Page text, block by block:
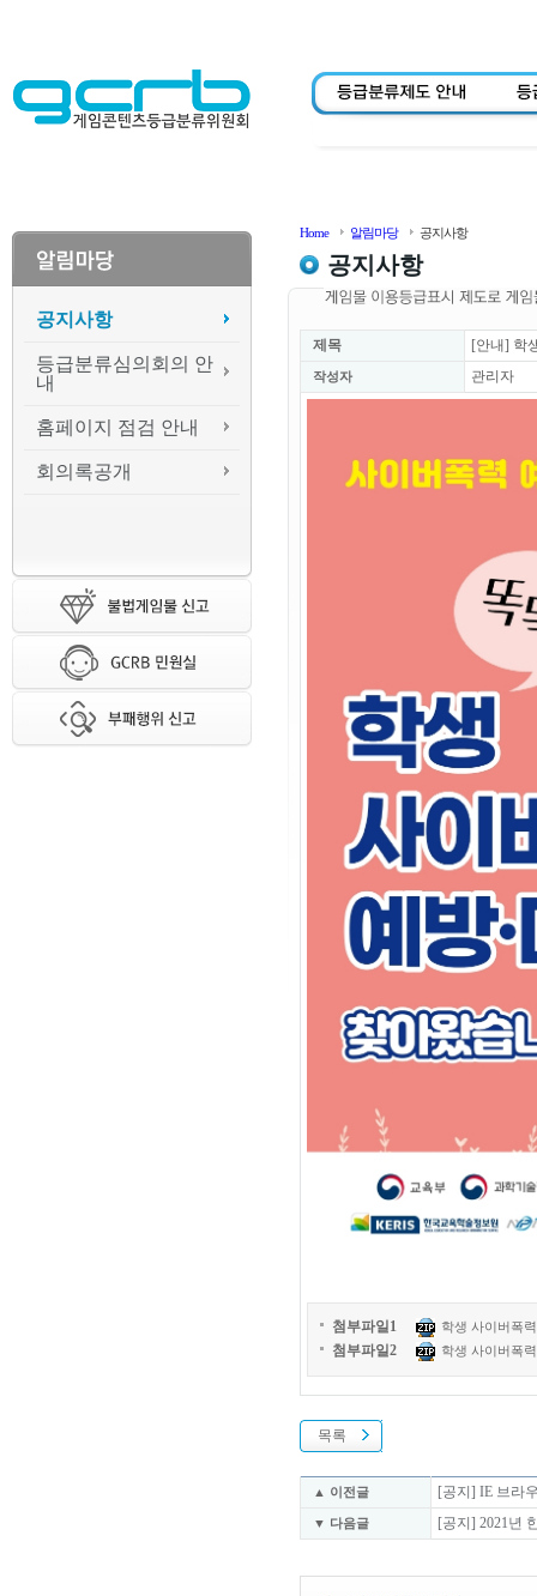
공지사항
등급분류심의회의 안
내
홈페이지 점검 안내
회의록공개
Home 알림마당 공지사항
공지사항
제목 [안내] 학
작성자 관리자
첨부파일1 학생 사이버폭
첨부파일2 학생 사이버폭
목록
▲ 이전글 [공지] IE 브라
▼ 다음글 [공지] 2021년